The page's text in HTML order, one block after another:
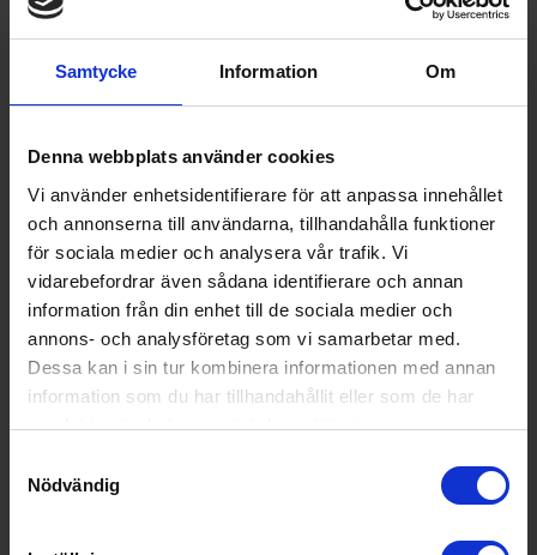
Samtycke Information Om
Denna webbplats använder cookies
Vi använder enhetsidentifierare för att anpassa innehållet
och annonserna till användarna, tillhandahålla funktioner
för sociala medier och analysera vår trafik. Vi
vidarebefordrar även sådana identifierare och annan
information från din enhet till de sociala medier och
annons- och analysföretag som vi samarbetar med.
Dessa kan i sin tur kombinera informationen med annan
information som du har tillhandahållit eller som de har
samlat in när du har använt deras tjänster.
Nödvändig
Tillbehör kaffe
Rengöringstabletter för kaffemaskiner
10 st
177:-
I lager